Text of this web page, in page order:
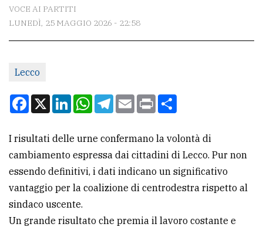
La
redazione
Per
tua
CERCA
Cerca
per
comune
VOCE AI PARTITI
LUNEDÌ, 25 MAGGIO 2026 - 22:58
Lecco
Facebook
X LinkedInWhatsApp
Telegram
EmailPrint
I risultati delle urne confermano la volontà di
cambiamento espressa dai cittadini di Lecco. Pur non
essendo definitivi, i dati indicano un significativo
vantaggio per la coalizione di centrodestra rispetto al
sindaco uscente.
Un grande risultato che premia il lavoro costante e